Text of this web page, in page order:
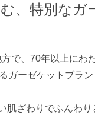
、 特別なガ
で、70年以上にわ
ガーゼケットブラン
ざわりでふんわり